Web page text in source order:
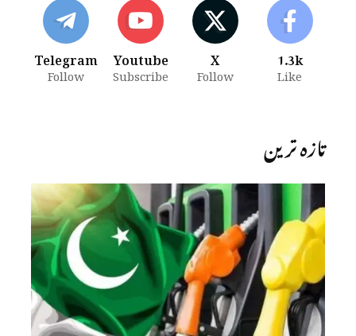
1.3k
Like
X
Follow
Youtube
Subscribe
Telegram
Follow
تازہ ترین